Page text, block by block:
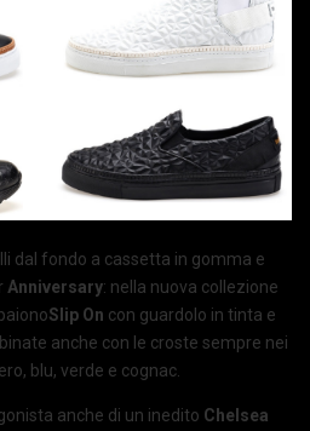
dal fondo a cassetta in gomma e
Anniversary: nella nuova collezione
Slip On con guardolo in tinta e
anche con le croste sempre nei
blu, verde e cognac.
anche di un inedito Chelsea